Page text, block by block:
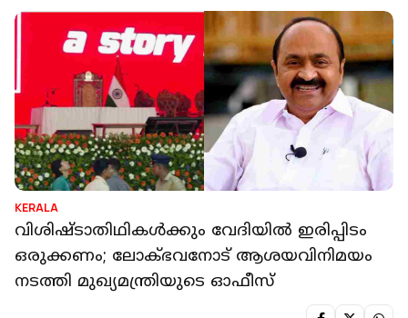
KERALA
വിശിഷ്ടാതിഥികൾക്കും വേദിയിൽ ഇരിപ്പിടം
ഒരുക്കണം; ലോക്ഭവനോട് ആശയവിനിമയം
നടത്തി മുഖ്യമന്ത്രിയുടെ ഓഫീസ്